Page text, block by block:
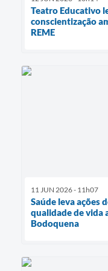
Teatro Educativo
conscientização
REME
11 JUN 2026 - 11h07
Saúde leva ações
qualidade de vida
Bodoquena